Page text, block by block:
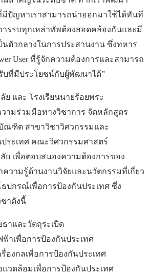
มีปัญหาเราสามารถนำออกมาใช้ได้ทันที
รรบทุกเหล่าทัพต้องสอดคล้องกันและมี
นตัวกลางในการประสานงาน ซึ่งทหาร
User ที่รู้จักความต้องการและสามารถ
บที่มีประโยชน์กับผู้พัฒนาได้”
และ โรงเรียนนายร้อยพระ
วามร่วมมือทางวิชาการ จัดหลักสูตร
ณฑิต สาขาวิชาวิศวกรรมและ
ระเทศ คณะวิศวกรรมศาสตร์
ย เพื่อตอบสนองความต้องการของ
ความรู้ด้านงานวิจัยและนวัตกรรมที่เกี่ยว
ปกรณ์เพื่อการป้องกันประเทศ ซึ่ง
าดังนี้
าและวัตถุระเบิด
าเพื่อการป้องกันประเทศ
องกลเพื่อการป้องกันประเทศ
วดล้อมเพื่อการป้องกันประเทศ